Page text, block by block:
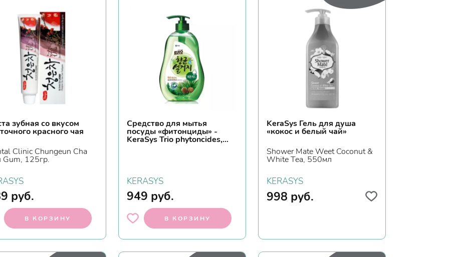
зубная со вкусом
красного чая
Clinic Chungeun Cha
Gum, 125гр.
руб.
В КОРЗИНУ
Средство для мытья
посуды «фитонциды» -
KeraSys Trio phytoncides,
KERASYS
949 руб.
В КОРЗИНУ
KeraSys Гель для душа
«кокос и белый чай»
Shower Mate Weet Coconut &
White Tea, 550мл
KERASYS
998 руб.